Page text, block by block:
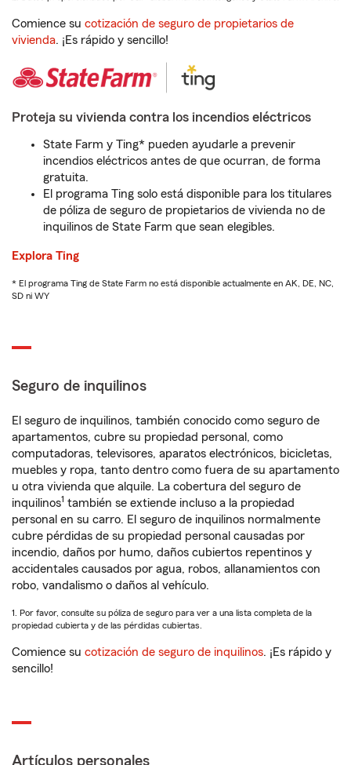
Comience su cotización de seguro de propietarios de
vivienda. ¡Es rápido y sencillo!
Proteja su vivienda contra los incendios eléctricos
State Farm y Ting* pueden ayudarle a prevenir
incendios eléctricos antes de que ocurran, de forma
gratuita.
El programa Ting solo está disponible para los titulares
de póliza de seguro de propietarios de vivienda no de
inquilinos de State Farm que sean elegibles.
Explora Ting
* El programa Ting de State Farm no está disponible actualmente en AK, DE, NC,
SD ni WY
Seguro de inquilinos
El seguro de inquilinos, también conocido como seguro de
apartamentos, cubre su propiedad personal, como
computadoras, televisores, aparatos electrónicos, bicicletas,
muebles y ropa, tanto dentro como fuera de su apartamento
u otra vivienda que alquile. La cobertura del seguro de
inquilinos1 también se extiende incluso a la propiedad
personal en su carro. El seguro de inquilinos normalmente
cubre pérdidas de su propiedad personal causadas por
incendio, daños por humo, daños cubiertos repentinos y
accidentales causados por agua, robos, allanamientos con
robo, vandalismo o daños al vehículo.
1. Por favor, consulte su póliza de seguro para ver a una lista completa de la
propiedad cubierta y de las pérdidas cubiertas.
Comience su cotización de seguro de inquilinos. ¡Es rápido y
sencillo!
Artículos personales